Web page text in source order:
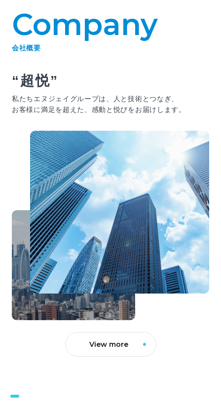
Company
会社概要
“超悦”
私たちエヌジェイグループは、人と技術とつなぎ、
お客様に満足を超えた、感動と悦びをお届けします。
View more